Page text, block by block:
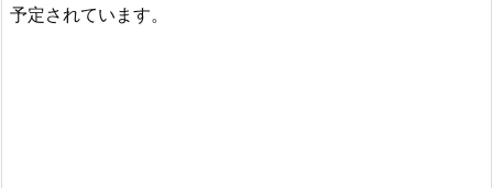
予定されています。